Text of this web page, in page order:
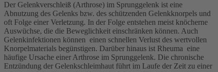
Der Gelenkverschleiß (Arthrose) im Sprunggelenk ist eine
Abnutzung des Gelenks bzw. des schützenden Gelenkknorpels und
oft Folge einer Verletzung. In der Folge entstehen meist knöcherne
Auswüchse, die die Beweglichkeit einschränken können. Auch
Gelenkinfektionen können einen schnellen Verlust des wertvollen
Knorpelmaterials begünstigen. Darüber hinaus ist Rheuma eine
häufige Ursache einer Arthrose im Sprunggelenk. Die chronische
Entzündung der Gelenkschleimhaut führt im Laufe der Zeit zu einer